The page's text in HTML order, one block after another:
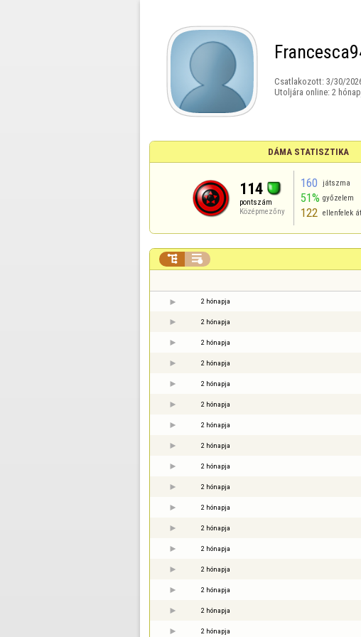
Csatlakozott: 3/30/
Utoljára online: 2
DÁMA STATISZTIKA
114
pontszám
Középmezőny
160 játszma
51% győzelem
122 ellenfelek
 
2 hónapja
2 hónapja
2 hónapja
2 hónapja
2 hónapja
2 hónapja
2 hónapja
2 hónapja
2 hónapja
2 hónapja
2 hónapja
2 hónapja
2 hónapja
2 hónapja
2 hónapja
2 hónapja
2 hónapja